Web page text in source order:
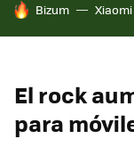
HOY SE HABLA DE
Bizum
El rock
para